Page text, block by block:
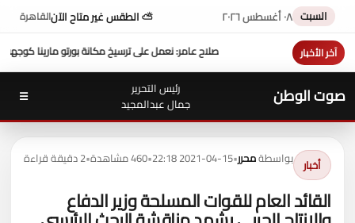
السبت ٠٨ أغسطس ٢٠٢٦ ⛅ الطقس غير متاح الآنالقاهرة
آخر الأخبار
للتيسير عليعزاء واجب ..مكانة بورتو مارينا كوجهة متكاملة لسياحة اليخوت في مصر
صوت الوطن
رئيس التحرير
جمال عبدالمجيد
☰
أخبار بواسطةمحرر•
2021-04-15 22:18
•460 مشاهدة •2 دقيقة قراءة
القائد العام للقوات المسلحة وزير الدفاع